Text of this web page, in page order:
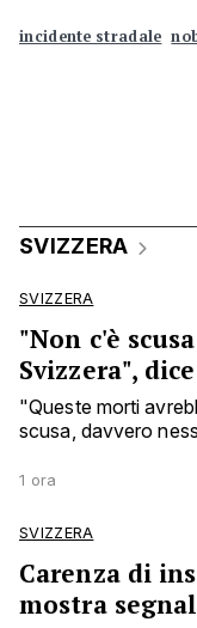
incidente stradale
SVIZZERA
SVIZZERA
"Non c'è
Svizzera",
"Queste morti
scusa, davvero
1 ora
SVIZZERA
Carenza di
mostra